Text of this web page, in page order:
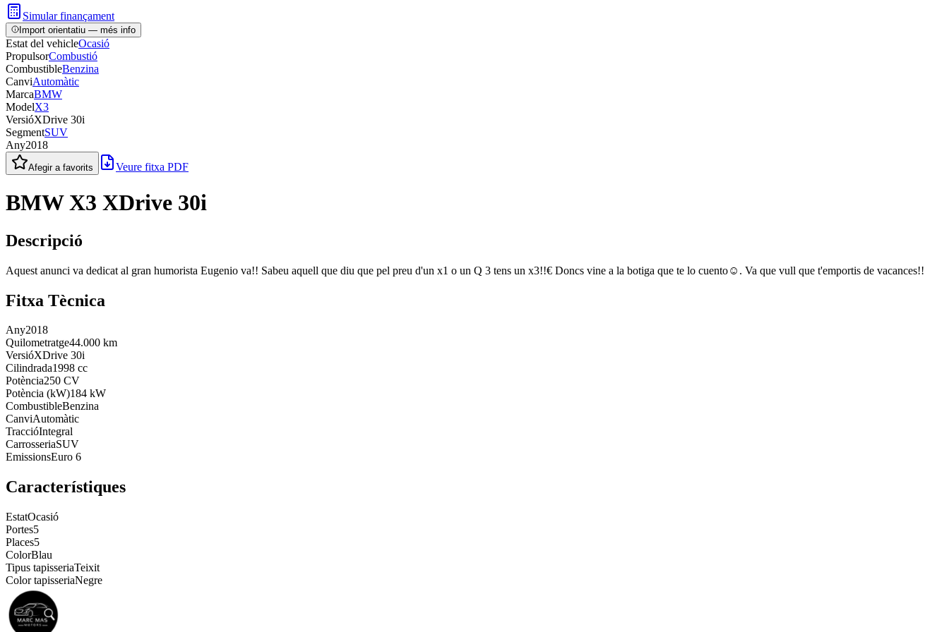
Simular finançament
Import orientatiu — més info
Estat del vehicleOcasió
PropulsorCombustió
CombustibleBenzina
CanviAutomàtic
MarcaBMW
ModelX3
VersióXDrive 30i
SegmentSUV
Any2018
Afegir a favorits Veure fitxa PDF
BMW X3 XDrive 30i
Descripció
Aquest anunci va dedicat al gran humorista Eugenio va!! Sabeu aquell que diu que pel preu d'un x1 o un Q 3 tens un x3!!€ Doncs vine a la botiga que te lo cuento☺️. Va que vull que t'emportis de vacances!!
Fitxa Tècnica
Any2018
Quilometratge44.000 km
VersióXDrive 30i
Cilindrada1998 cc
Potència250 CV
Potència (kW)184 kW
CombustibleBenzina
CanviAutomàtic
TraccióIntegral
CarrosseriaSUV
EmissionsEuro 6
Característiques
EstatOcasió
Portes5
Places5
ColorBlau
Tipus tapisseriaTeixit
Color tapisseriaNegre